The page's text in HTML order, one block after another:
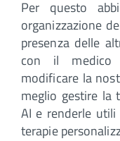
Per questo
organizzazione
presenza delle
con il medico
modificare la
meglio gestire la
AI e renderle
terapie